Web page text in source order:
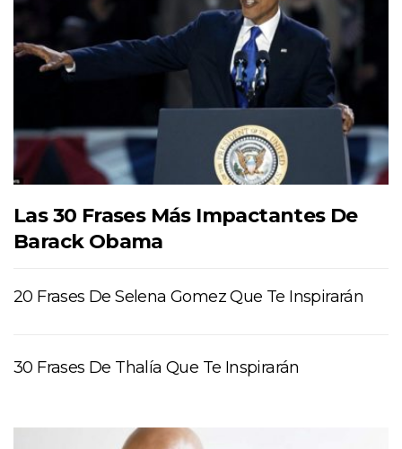
Las 30 Frases Más Impactantes De
Barack Obama
20 Frases De Selena Gomez Que Te Inspirarán
30 Frases De Thalía Que Te Inspirarán